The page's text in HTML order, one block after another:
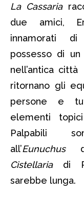
La Cassaria
due amici,
innamorati
possesso di
nell’antica
ritornano gli
persone e
elementi
Palpabili
all’Eunuchus
Cistellariadi
sarebbe lunga.